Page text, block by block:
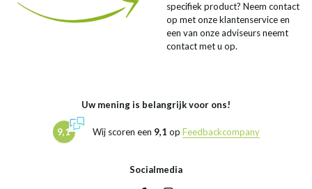
specifiek product? Neem contact
op met onze klantenservice en
een van onze adviseurs neemt
contact met u op.
Uw mening is belangrijk voor ons!
9,1 Wij scoren een 9,1 op Feedbackcompany
Socialmedia